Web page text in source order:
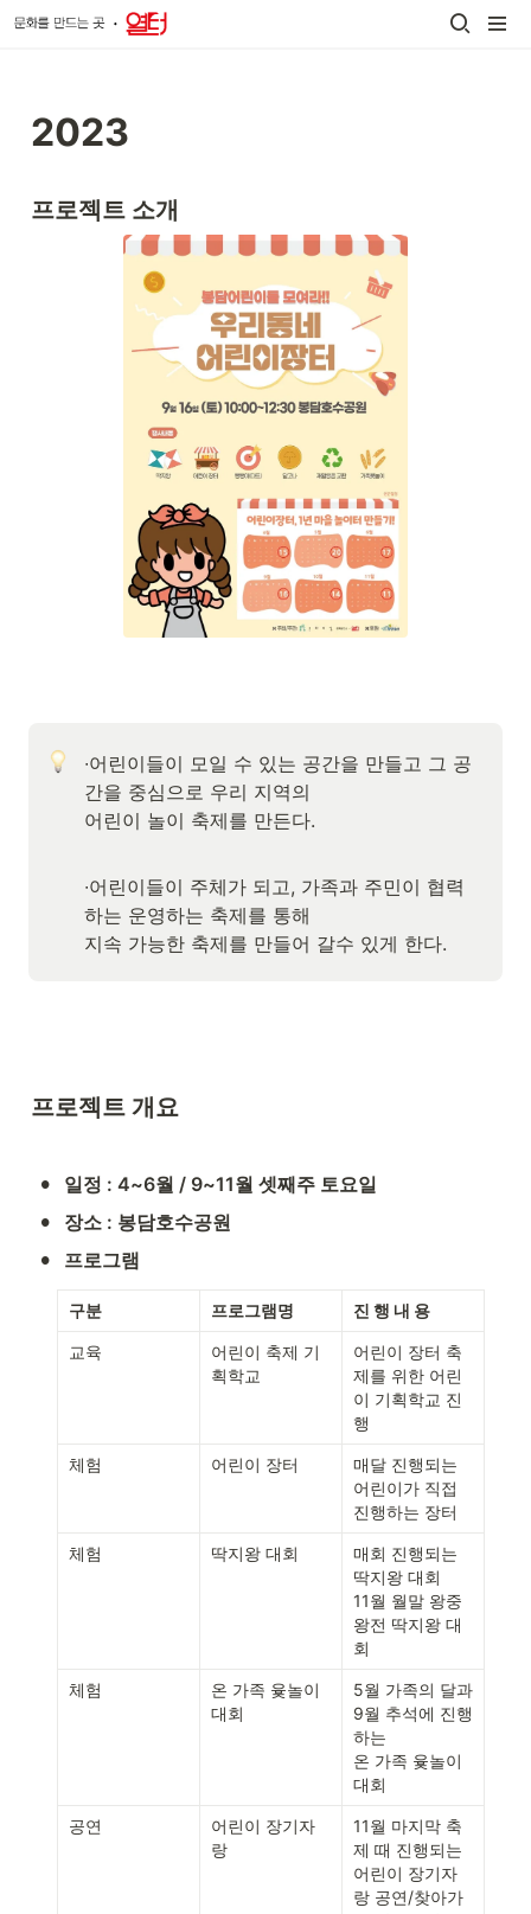
2023
프로젝트 소개
∙어린이들이 모일 수 있는 공간을 만들고 그 공
간을 중심으로 우리 지역의
어린이 놀이 축제를 만든다.
∙어린이들이 주체가 되고, 가족과 주민이 협력
하는 운영하는 축제를 통해
지속 가능한 축제를 만들어 갈수 있게 한다.
프로젝트 개요
• 일정 : 4~6월 / 9~11월 셋째주 토요일
• 장소 : 봉담호수공원
• 프로그램
구분 프로그램명 진 행 내 용
교육
어린이 축제 기
획학교
어린이 장터 축
제를 위한 어린
이 기획학교 진
행
체험 어린이 장터
매달 진행되는
어린이가 직접
진행하는 장터
체험 딱지왕 대회
매회 진행되는
딱지왕 대회
11월 월말 왕중
왕전 딱지왕 대
회
체험
온 가족 윷놀이
대회
5월 가족의 달과
9월 추석에 진행
하는
온 가족 윷놀이
대회
공연
어린이 장기자
랑
11월 마지막 축
제 때 진행되는
어린이 장기자
랑 공연/찾아가